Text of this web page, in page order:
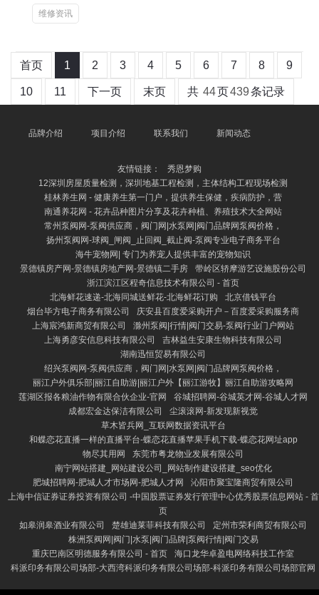
维修资讯
首页 1 2 3 4 5 6 7 8 9
10 11 下一页 末页 共 44页439条记录
品牌介绍 项目介绍 联系我们 新闻动态
友情链接：
秀恩梦购
12深圳房屋质量检测，深圳地基工程检测，主体结构工程现场检测
桂林养生网 - 健康养生第一门户，提供养生保健，疾病防护，营
南通养花网 - 花卉品种图片分享及花卉种植、养殖技术大全网站
常州泵阀网-泵阀供应商，阀门网|水泵网|阀门品牌网泵阀价格，
扬州泵阀网-球阀_闸阀_止回阀_截止阀-泵阀专业电子商务平台
海牛宠物网| 专门为养宠人提供丰富的宠物知识
景德镇房产网-景德镇房地产网-景德镇二手房
带岭区轿摩游艺设施股份公司
浙江滨江区程奇信息技术有限公司 - 首页
北海鲜花速递-北海同城送鲜花-北海鲜花订购
北京借钱平台
烟台毕方电子商务有限公司
庆安县百度爱采购开户－百度爱采购服务商
上海宸鸿新商贸有限公司
滁州泵阀|行情|阀门交易-泵阀行业门户网站
上海勇彦安信息科技有限公司
吉林益生安康生物科技有限公司
湖南迅恒贸易有限公司
绍兴泵阀网-泵阀供应商，阀门网|水泵网|阀门品牌网泵阀价格，
丽江户外俱乐部|丽江自助游|丽江户外【丽江游牧】丽江自助游攻略网
莲湖区报各粮油作物有限合伙企业-官网
谷城招聘网-谷城英才网-谷城人才网
成都宏金达保洁有限公司
尘滚滚网-新发现新视觉
草木皆兵网_互联网数据资讯平台
和蝶恋花直播一样的直播平台-蝶恋花直播苹果手机下载-蝶恋花网址app
物尽其用网
东莞市粤龙物业发展有限公司
南宁网站搭建_网站建设公司_网站制作建设搭建_seo优化
肥城招聘网-肥城人才市场网-肥城人才网
沁阳市聚宝隆商贸有限公司
上海中信证券证券投资有限公司 -中国股票证券发行管理中心优秀股票信息网站 - 首
页
如皋润皋酒业有限公司
楚雄迪莱菲科技有限公司
定州市荣利商贸有限公司
株洲泵阀网|阀门|水泵|阀门品牌|泵阀行情|阀门交易
重庆巴南区明德服务有限公司 - 首页
海口龙华卓盈电网络科技工作室
科派印务有限公司场部-大西湾科派印务有限公司场部-科派印务有限公司场部官网